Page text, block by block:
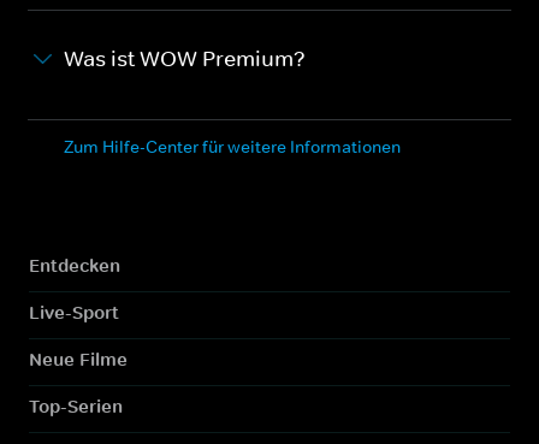
Was ist WOW Premium?
Zum Hilfe-Center für weitere Informationen
Entdecken
Live-Sport
Neue Filme
Top-Serien